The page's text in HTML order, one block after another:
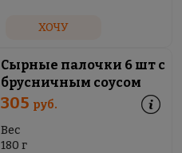
ХОЧУ
Сырные палочки 6 шт с
брусничным соусом
305 руб.
Вес
180 г